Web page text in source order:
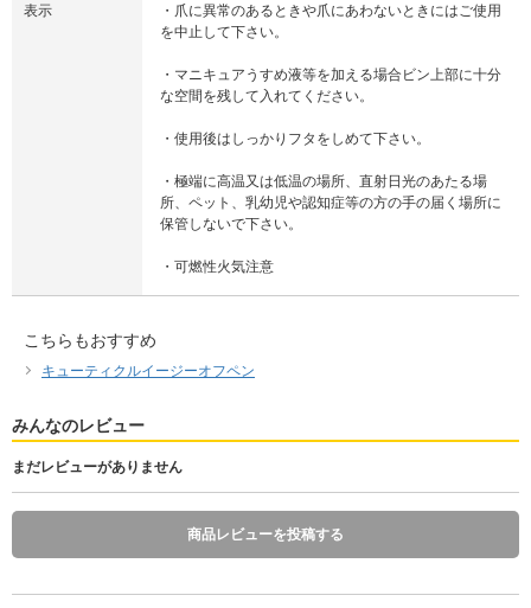
表示
・爪に異常のあるときや爪にあわないときにはご使用
を中止して下さい。
・マニキュアうすめ液等を加える場合ビン上部に十分
な空間を残して入れてください。
・使用後はしっかりフタをしめて下さい。
・極端に高温又は低温の場所、直射日光のあたる場
所、ペット、乳幼児や認知症等の方の手の届く場所に
保管しないで下さい。
・可燃性火気注意
こちらもおすすめ
キューティクルイージーオフペン
みんなのレビュー
まだレビューがありません
商品レビューを投稿する